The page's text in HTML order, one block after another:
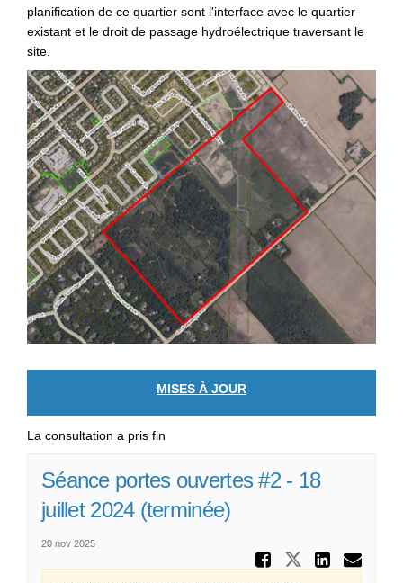
planification de ce quartier sont l'interface avec le quartier
existant et le droit de passage hydroélectrique traversant le
site.
MISES À JOUR
La consultation a pris fin
Séance portes ouvertes #2 - 18
juillet 2024 (terminée)
20 nov 2025
Partager